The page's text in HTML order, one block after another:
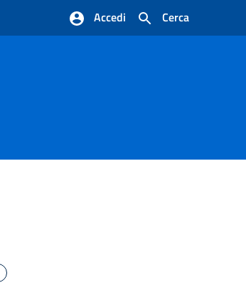
Cerca
Accedi